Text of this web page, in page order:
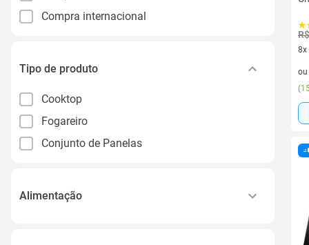
Compra internacional
Tipo de produto
Cooktop
Fogareiro
Conjunto de Panelas
Alimentação
8x
8
ou
(